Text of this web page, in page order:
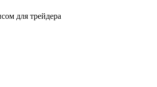
для трейдера